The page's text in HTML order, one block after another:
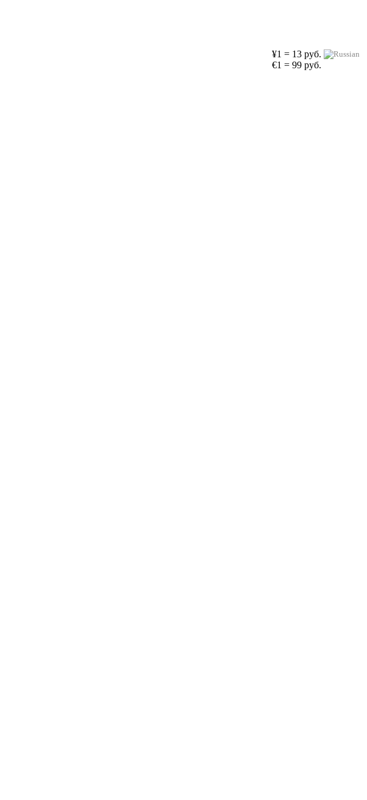
¥1 = 13 руб.
€1 = 99 руб.